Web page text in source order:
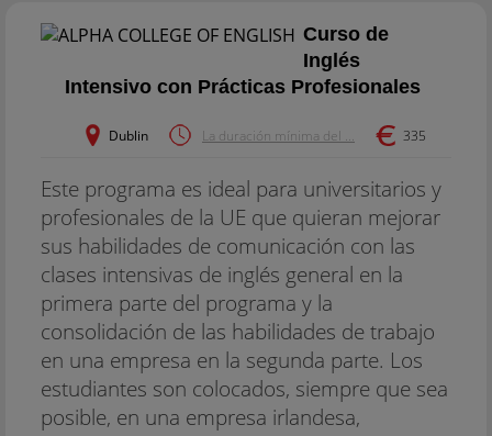
Curso de
Inglés
Intensivo con Prácticas Profesionales
Dublin La duración mínima del ... 335
Este programa es ideal para universitarios y
profesionales de la UE que quieran mejorar
sus habilidades de comunicación con las
clases intensivas de inglés general en la
primera parte del programa y la
consolidación de las habilidades de trabajo
en una empresa en la segunda parte. Los
estudiantes son colocados, siempre que sea
posible, en una empresa irlandesa,